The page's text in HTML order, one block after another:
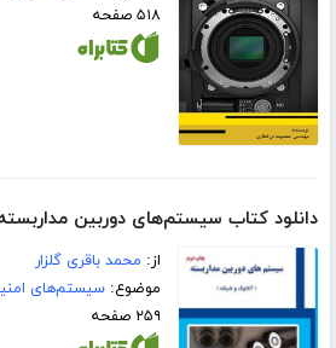
۵۱۸ صفحه
دانلود کتاب سیستم‌های دوربین
از: محمد باقری گلزار
موضوع:سیستم‌های
۲۵۹ صفحه